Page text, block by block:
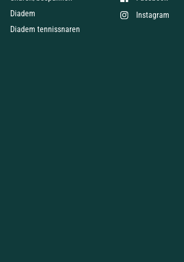
Diadem
Diadem tennissnaren
Instagram